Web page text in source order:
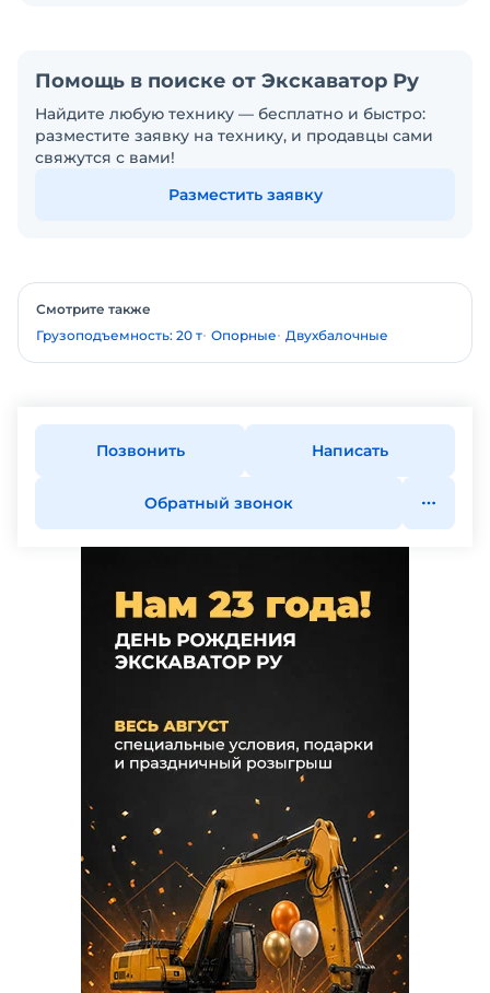
Помощь в поиске от Экскаватор Ру
Найдите любую технику — бесплатно и быстро:
разместите заявку на технику, и продавцы сами
свяжутся с вами!
Разместить заявку
Смотрите также
Грузоподъемность: 20 т Опорные Двухбалочные
Позвонить Написать
Обратный звонок